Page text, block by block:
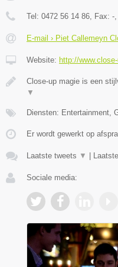
Tel: 0472 56 14 86, Fax: -
E-mail › Piet Callemeyn
Website: http://
Close-up magie is een
▼
Diensten: Entertainment,
Er wordt gewerkt op
Laatste tweets ▼
Sociale media: